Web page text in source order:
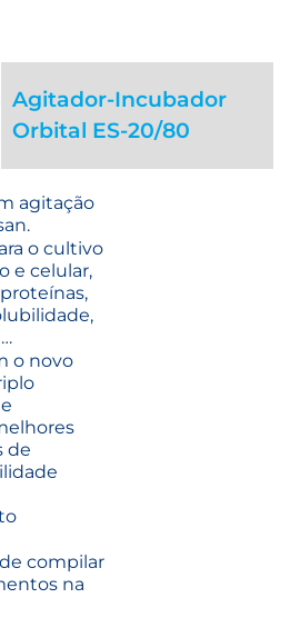
Agitador-Incubador
Orbital ES-20/80
agitação
o cultivo
e celular,
o novo
de
compilar
na